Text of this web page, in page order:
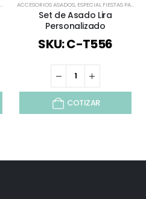
,REGALOS FIESTAS PATRIAS,TIEMPO LIBRE /
ACCESORIOS ASADOS, ESPECIAL FIESTAS PATRIAS
Set de Asado Lira
Personalizado
SKU: C-T556
COTIZAR